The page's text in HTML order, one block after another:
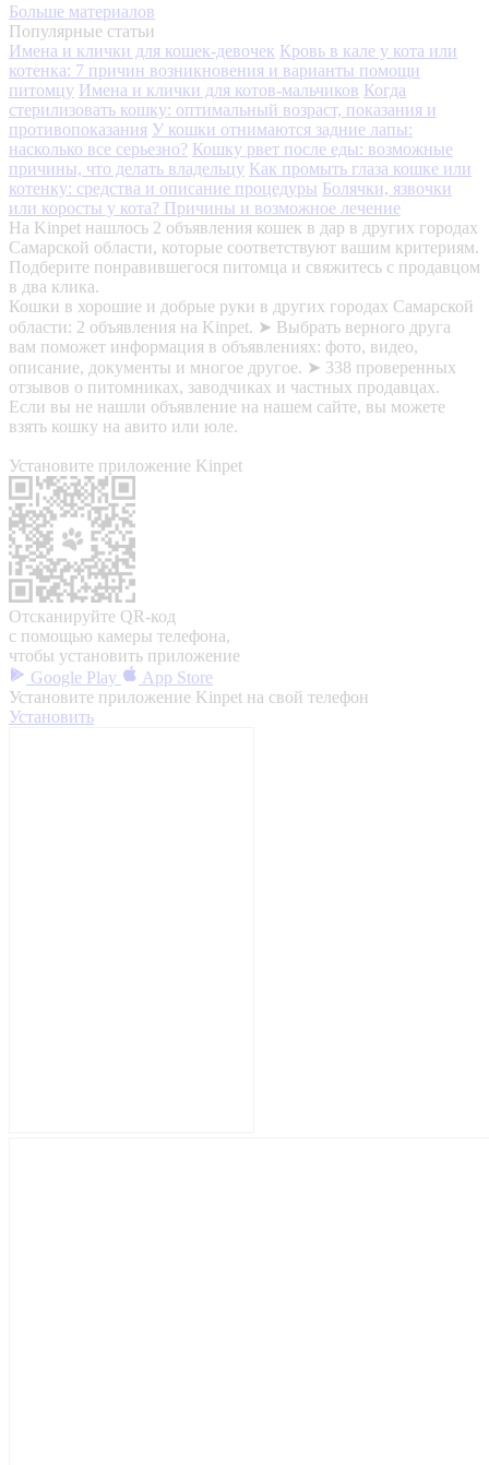
Больше материалов
Популярные статьи
Имена и клички для кошек-девочек Кровь в кале у кота или
котенка: 7 причин возникновения и варианты помощи
питомцу Имена и клички для котов-мальчиков Когда
стерилизовать кошку: оптимальный возраст, показания и
противопоказания У кошки отнимаются задние лапы:
насколько все серьезно? Кошку рвет после еды: возможные
причины, что делать владельцу Как промыть глаза кошке или
котенку: средства и описание процедуры Болячки, язвочки
или коросты у кота? Причины и возможное лечение
На Kinpet нашлось 2 объявления кошек в дар в других городах
Самарской области, которые соответствуют вашим критериям.
Подберите понравившегося питомца и свяжитесь с продавцом
в два клика.
Кошки в хорошие и добрые руки в других городах Самарской
области: 2 объявления на Kinpet. ➤ Выбрать верного друга
вам поможет информация в объявлениях: фото, видео,
описание, документы и многое другое. ➤ 338 проверенных
отзывов о питомниках, заводчиках и частных продавцах.
Если вы не нашли объявление на нашем сайте, вы можете
взять кошку на авито или юле.
Установите приложение Kinpet
Отсканируйте QR-код
с помощью камеры телефона,
чтобы установить приложение
Google Play
App Store
Установите приложение Kinpet на свой телефон
Установить